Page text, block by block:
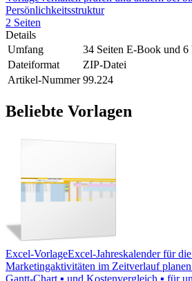
Persönlichkeitsstruktur
2 Seiten
Details
Umfang
34 Seiten E-Book und 6
Dateiformat
ZIP-Datei
Artikel-Nummer 99.224
Beliebte Vorlagen
Excel-VorlageExcel-Jahreskalender für
Marketingaktivitäten im Zeitverlauf